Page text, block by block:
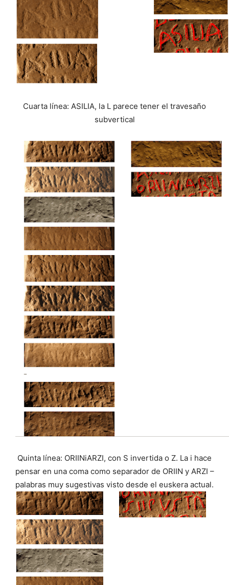
Cuarta línea: ASILIA, la L parece tener el travesaño
subvertical
Quinta línea: ORIINiARZI, con S invertida o Z. La i hace
pensar en una coma como separador de ORIIN y ARZI –
palabras muy sugestivas visto desde el euskera actual.